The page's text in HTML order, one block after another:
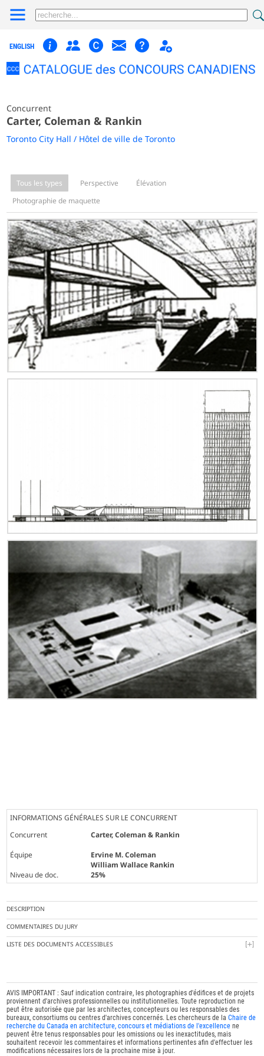
ENGLISH
Concurrent
Carter, Coleman & Rankin
Toronto City Hall / Hôtel de ville de Toronto
Tous les types Perspective
Élévation
Photographie de maquette
INFORMATIONS GÉNÉRALES SUR LE CONCURRENT
Concurrent
Carter, Coleman & Rankin
Équipe
Ervine M. Coleman
William Wallace Rankin
Niveau de doc.
25%
DESCRIPTION
COMMENTAIRES DU JURY
LISTE DES DOCUMENTS ACCESSIBLES
AVIS IMPORTANT : Sauf indication contraire, les photographies d'édifices et de projets
proviennent d'archives professionnelles ou institutionnelles. Toute reproduction ne
peut être autorisée que par les architectes, concepteurs ou les responsables des
bureaux, consortiums ou centres d'archives concernés. Les chercheurs de laChaire de
recherche du Canada en architecture, concours et médiations de l'excellence ne
peuvent être tenus responsables pour les omissions ou les inexactitudes, mais
souhaitent recevoir les commentaires et informations pertinentes afin d'effectuer les
modifications nécessaires lors de la prochaine mise à jour.